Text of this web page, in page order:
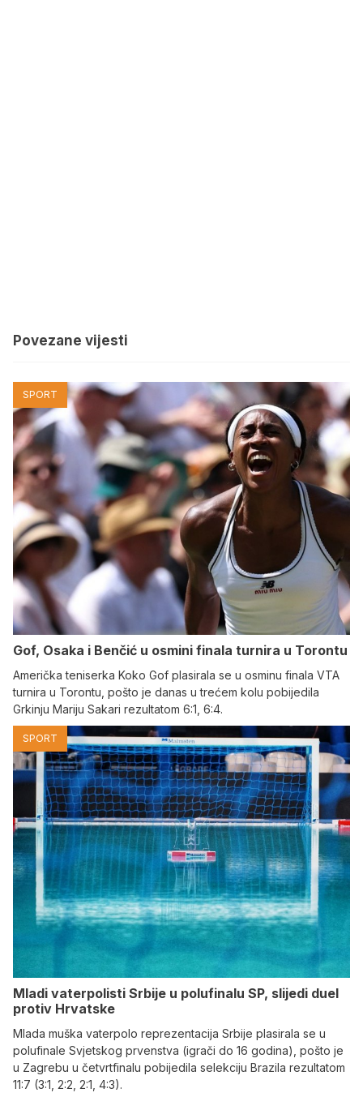
Povezane vijesti
SPORT
Gof, Osaka i Benčić u osmini finala turnira u Torontu
Američka teniserka Koko Gof plasirala se u osminu finala VTA
turnira u Torontu, pošto je danas u trećem kolu pobijedila
Grkinju Mariju Sakari rezultatom 6:1, 6:4.
SPORT
Mladi vaterpolisti Srbije u polufinalu SP, slijedi duel
protiv Hrvatske
Mlada muška vaterpolo reprezentacija Srbije plasirala se u
polufinale Svjetskog prvenstva (igrači do 16 godina), pošto je
u Zagrebu u četvrtfinalu pobijedila selekciju Brazila rezultatom
11:7 (3:1, 2:2, 2:1, 4:3).